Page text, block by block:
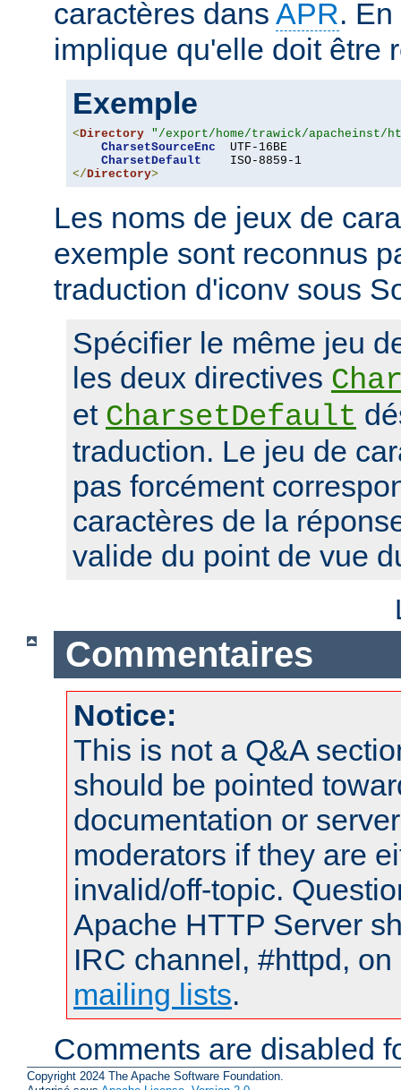
caractères dans APR.
implique qu'elle doit être
Exemple
<Directory "/export/home/trawick/apacheinst/
CharsetSourceEnc
  UTF-16BE
CharsetDefault
</Directory>
Les noms de jeux de
exemple sont reconnus
traduction d'iconv sous
Spécifier le même jeu
les deux directives
et CharsetDefault
traduction. Le jeu de
pas forcément
caractères de la
valide du point de vue
Commentaires
Notice:
This is not a Q&A
should be pointed
documentation or
moderators if they are
invalid/off-topic.
Apache HTTP Server
IRC channel, #httpd,
mailing lists.
Comments are disabled
Copyright 2024 The Apache Software Foundation.